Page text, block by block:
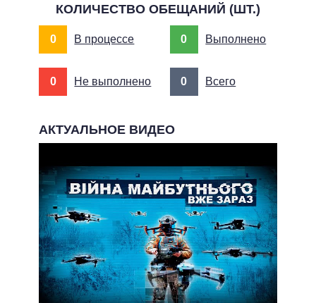
КОЛИЧЕСТВО ОБЕЩАНИЙ (ШТ.)
0 В процессе 0 Выполнено
0 Не выполнено 0 Всего
АКТУАЛЬНОЕ ВИДЕО